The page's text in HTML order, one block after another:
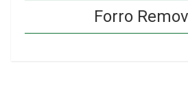
Forro